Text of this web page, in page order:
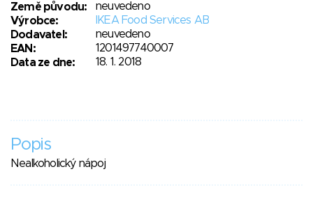
Země původu:
neuvedeno
Výrobce:
IKEA Food Services AB
Dodavatel:
neuvedeno
EAN:
1201497740007
Data ze dne:
18. 1. 2018
Popis
Nealkoholický nápoj